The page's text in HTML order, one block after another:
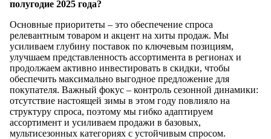
полугодие 2025 года?
Основные приоритеты – это обеспечение спроса
релевантным товаром и акцент на хиты продаж. Мы
усиливаем глубину поставок по ключевым позициям,
улучшаем представленность ассортимента в регионах и
продолжаем активно инвестировать в скидки, чтобы
обеспечить максимально выгодное предложение для
покупателя. Важный фокус – контроль сезонной динамики:
отсутствие настоящей зимы в этом году повлияло на
структуру спроса, поэтому мы гибко адаптируем
ассортимент и усиливаем продажи в базовых,
мультисезонных категориях с устойчивым спросом.